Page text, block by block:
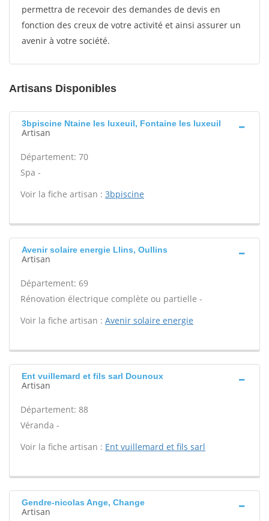
permettra de recevoir des demandes de devis en
fonction des creux de votre activité et ainsi assurer un
avenir à votre société.
Artisans Disponibles
3bpiscine Ntaine les luxeuil, Fontaine les luxeuil
Artisan
Département: 70
Spa -
Voir la fiche artisan : 3bpiscine
Avenir solaire energie Llins, Oullins
Artisan
Département: 69
Rénovation électrique complète ou partielle -
Voir la fiche artisan : Avenir solaire energie
Ent vuillemard et fils sarl Dounoux
Artisan
Département: 88
Véranda -
Voir la fiche artisan : Ent vuillemard et fils sarl
Gendre-nicolas Ange, Change
Artisan